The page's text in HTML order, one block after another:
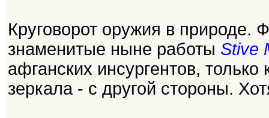
Круговорот оружия в природе.
знаменитые ныне работы Stive
афганских инсургентов,
зеркала - с другой стороны.